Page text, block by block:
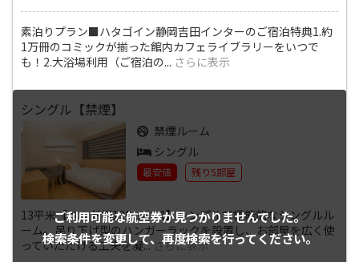
素泊りプラン■ハタゴイン静岡吉田インターのご宿泊特典1.約
1万冊のコミックが揃った館内カフェライブラリーをいつで
も！2.大浴場利用（ご宿泊の... さらに表示
ご利用可能な航空券が見つかりませんでした。
検索条件を変更して、再度検索を行ってください。
シングル【禁煙】
禁煙ルーム
シングル
最安値 残り5部屋
13平米【ベッド幅120cm×1】シンプルで機能的なシングルル
ーム。吊り下げ型のハンガーラックを設置し、お部屋を広く使
っていただける工夫を凝...さらに表示